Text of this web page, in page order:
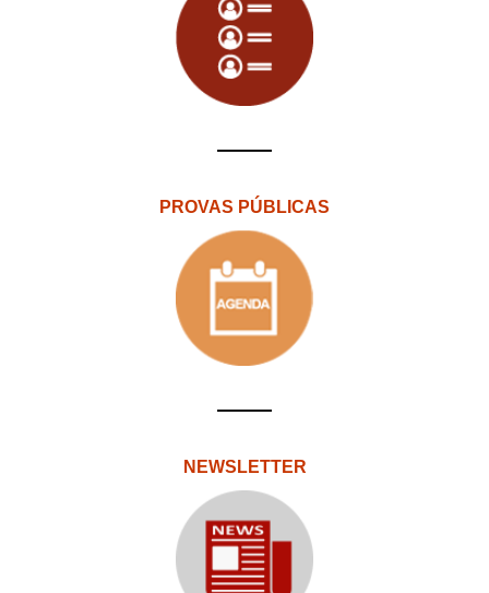
PROVAS PÚBLICAS
NEWSLETTER